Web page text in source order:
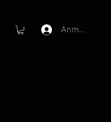
Anmelden